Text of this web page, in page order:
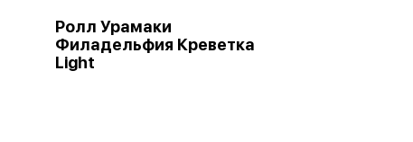
Ролл Урамаки
Филадельфия Креветка
Light